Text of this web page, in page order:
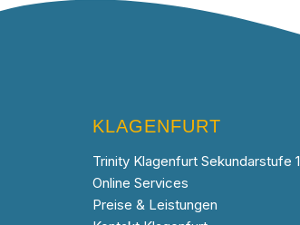
KLAGENFURT
Trinity Klagenfurt Sekundarstufe 1
Online Services
Preise & Leistungen